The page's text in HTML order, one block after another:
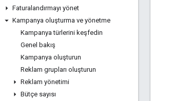
Faturalandırmayı yönet
Kampanya oluşturma ve yönetme
Kampanya türlerini keşfedin
Genel bakış
Kampanya oluşturun
Reklam grupları oluşturun
Reklam yönetimi
Bütçe sayısı